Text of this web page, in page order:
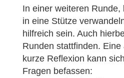
In einer weiteren Runde,
in eine Stütze
hilfreich sein. Auch
Runden stattfinden.
kurze Reflexion kann
Fragen befassen: